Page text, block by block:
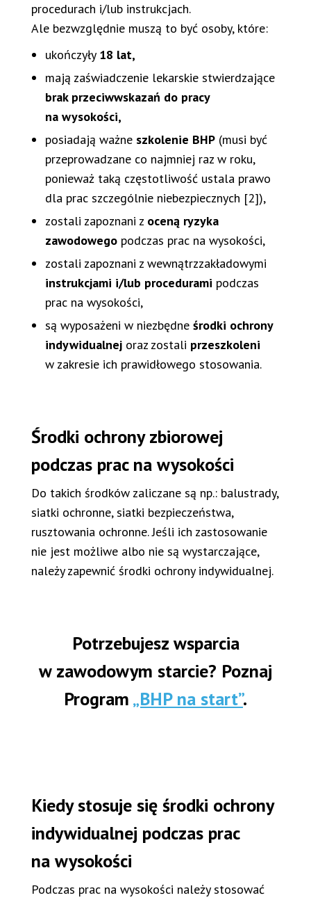
procedurach i/lub instrukcjach.
Ale bezwzględnie muszą to być osoby, które:
ukończyły 18 lat,
mają zaświadczenie lekarskie stwierdzające
brak przeciwwskazań do pracy
na wysokości,
posiadają ważne szkolenie BHP (musi być
przeprowadzane co najmniej raz w roku,
ponieważ taką częstotliwość ustala prawo
dla prac szczególnie niebezpiecznych [2]),
zostali zapoznani z oceną ryzyka
zawodowego podczas prac na wysokości,
zostali zapoznani z wewnątrzzakładowymi
instrukcjami i/lub procedurami podczas
prac na wysokości,
są wyposażeni w niezbędne środki ochrony
indywidualnej oraz zostali przeszkoleni
w zakresie ich prawidłowego stosowania.
Środki ochrony zbiorowej
podczas prac na wysokości
Do takich środków zaliczane są np.: balustrady,
siatki ochronne, siatki bezpieczeństwa,
rusztowania ochronne. Jeśli ich zastosowanie
nie jest możliwe albo nie są wystarczające,
należy zapewnić środki ochrony indywidualnej.
Potrzebujesz wsparcia
w zawodowym starcie? Poznaj
Program „BHP na start”.
Kiedy stosuje się środki ochrony
indywidualnej podczas prac
na wysokości
Podczas prac na wysokości należy stosować